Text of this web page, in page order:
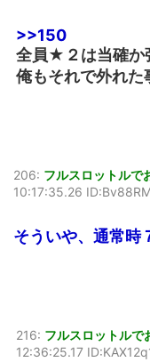
>>150
全員★２は当確か
俺もそれで外れた
206: フルスロットルで
10:17:35.26
そういや、通常時
216: フルスロットルで
12:36:25.17